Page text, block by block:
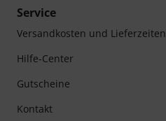
Service
Versandkosten und Lieferzeiten
Hilfe-Center
Gutscheine
Kontakt